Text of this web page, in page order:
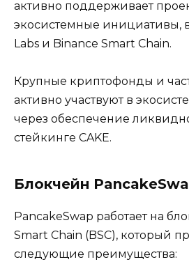
активно поддерживает
экосистемные инициативы,
Labs и Binance Smart Chain.
Крупные криптофонды и
активно участвуют в
через обеспечение
стейкинге CAKE.
Блокчейн
PancakeSwap работает на
Smart Chain (BSC), который
следующие преимущества: